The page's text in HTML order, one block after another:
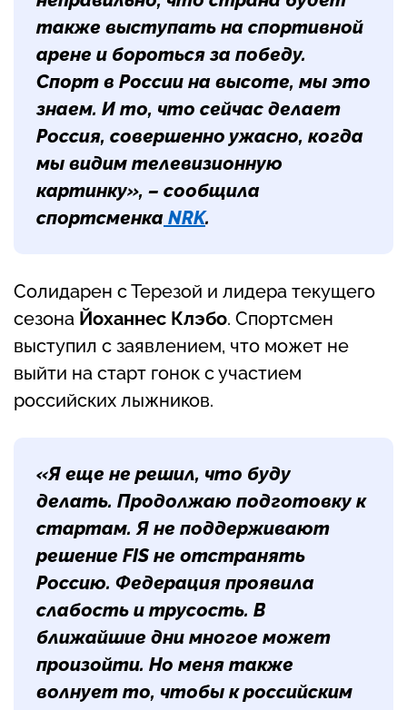
также выступать на спортивной
арене и бороться за победу.
Спорт в России на высоте, мы это
знаем. И то, что сейчас делает
Россия, совершенно ужасно, когда
мы видим телевизионную
картинку», – сообщила
спортсменка NRK.
Солидарен с Терезой и лидера текущего
сезона Йоханнес Клэбо. Спортсмен
выступил с заявлением, что может не
выйти на старт гонок с участием
российских лыжников.
«Я еще не решил, что буду
делать. Продолжаю подготовку к
стартам. Я не поддерживают
решение FIS не отстранять
Россию. Федерация проявила
слабость и трусость. В
ближайшие дни многое может
произойти. Но меня также
волнует то, чтобы к российским